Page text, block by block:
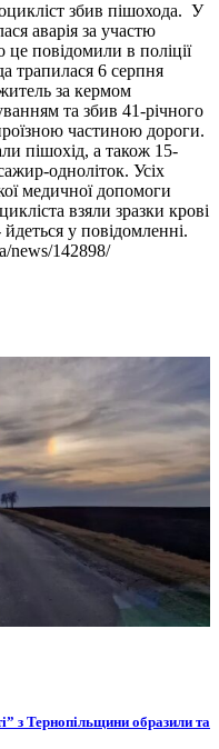
збив пішохода. У
аварія за участю
повідомили в поліції
трапилася 6 серпня
за кермом
та збив 41-річного
частиною дороги.
пішохід, а також 15-
одноліток. Усіх
медичної допомоги
взяли зразки крові
у повідомленні.
news/142898/
з Тернопільщини образили та